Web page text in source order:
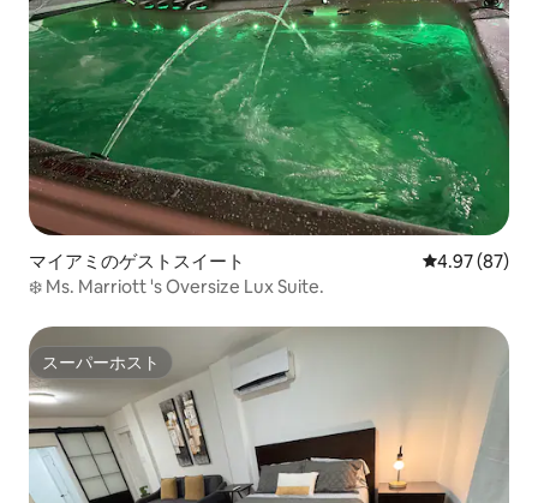
マイアミのゲストスイート レビュー87
4.97 (87)
❄️ Ms. Marriott 's Oversize Lux Suite.
スーパーホスト
スーパーホスト